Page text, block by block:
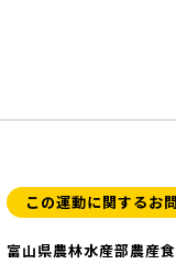
この運動に関するお
富山県農林水産部農産